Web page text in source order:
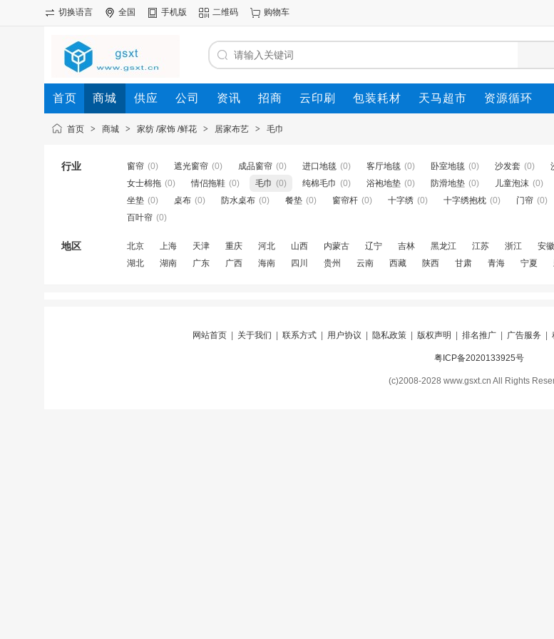
切换语言 全国 手机版 二维码 购物车
首页 商城 供应 公司 资讯 招商 云印刷 包装耗材 天马超市 资源循环
首页 > 商城 > 家纺 /家饰 /鲜花 > 居家布艺 > 毛巾
行业 窗帘 (0) 遮光窗帘 (0) 成品窗帘 (0) 进口地毯 (0) 客厅地毯 (0) 卧室地毯 (0) 沙发套 (0)
女士棉拖 (0) 情侣拖鞋 (0) 毛巾 (0) 纯棉毛巾 (0) 浴袍地垫 (0) 防滑地垫 (0) 儿童泡沫 (0)
坐垫 (0) 桌布 (0) 防水桌布 (0) 餐垫 (0) 窗帘杆 (0) 十字绣 (0) 十字绣抱枕 (0) 门帘 (0)
百叶帘 (0)
地区 北京 上海 天津 重庆 河北 山西 内蒙古 辽宁 吉林 黑龙江 江苏 浙江 安徽
湖北
湖南 广东 广西 海南 四川 贵州 云南 西藏 陕西 甘肃 青海 宁夏
网站首页 关于我们 联系方式 用户协议 隐私政策 版权声明 排名推广 广告服务
粤ICP备2020133925号
(c)2008-2028 www.gsxt.cn All Rights